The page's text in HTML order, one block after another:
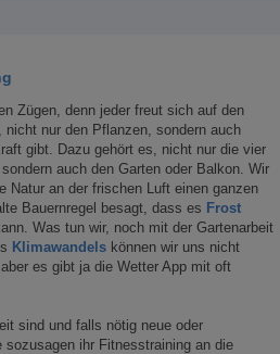
Zügen, denn jeder freut sich auf den
nur den Pflanzen, sondern auch
gibt. Dazu gehört es, nicht nur die vier
auch den Garten oder Balkon. Wir
Natur an der frischen Luft einen ganzen
Bauernregel besagt, dass es Frost
Was tun wir, noch mit der Gartenarbeit
Klimawandels können wir uns nicht
es gibt ja die Wetter App mit oft
sind und falls nötig neue oder
ihr Fitnesstraining an die